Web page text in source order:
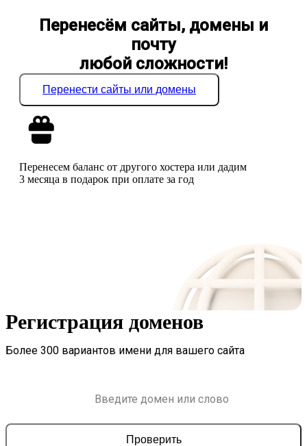
Перенесём сайты, домены и
почту
любой сложности!
Перенести сайты или домены
Перенесем баланс от другого хостера или дадим
3 месяца в подарок при оплате за год
Регистрация доменов
Более 300 вариантов имени для вашего сайта
Проверить